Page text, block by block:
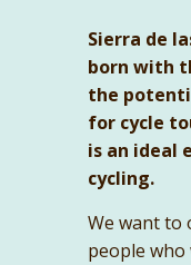
Sierra de
born with
the
for cycle
is an ideal
cycling.
We want
people